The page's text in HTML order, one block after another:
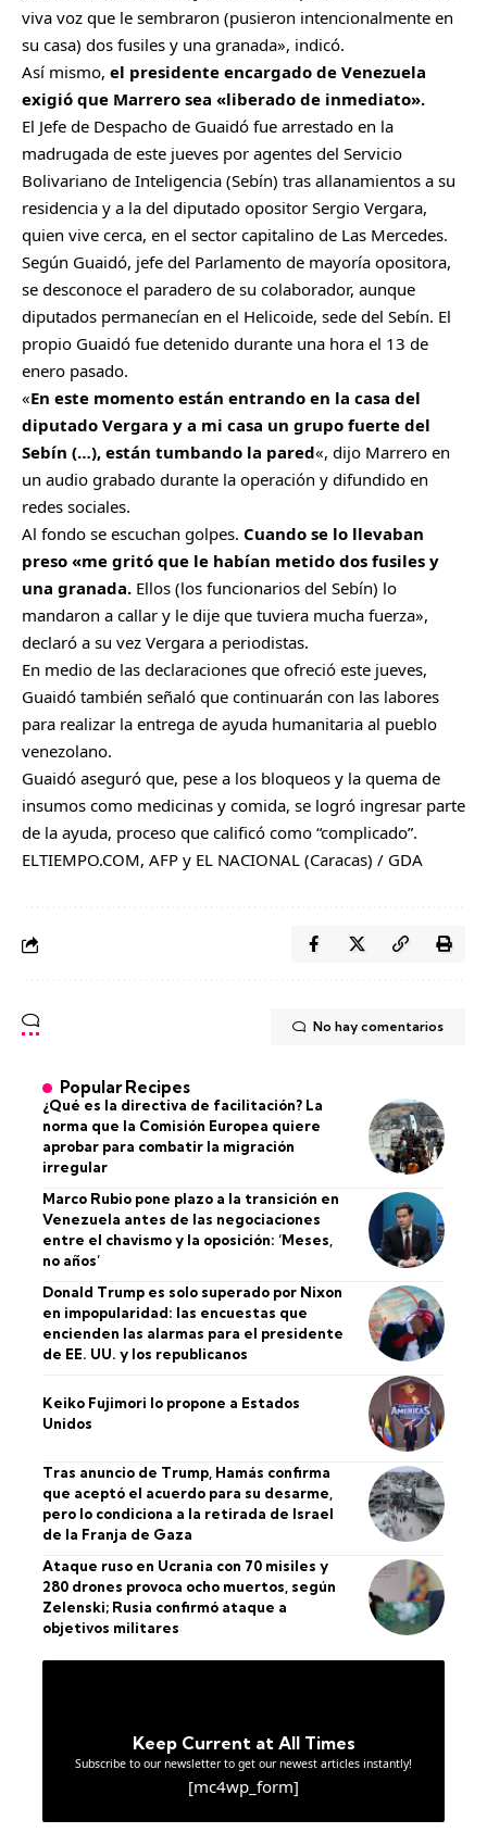
viva voz que le sembraron (pusieron intencionalmente en
su casa) dos fusiles y una granada», indicó.
Así mismo, el presidente encargado de Venezuela
exigió que Marrero sea «liberado de inmediato».
El Jefe de Despacho de Guaidó fue arrestado en la
madrugada de este jueves por agentes del Servicio
Bolivariano de Inteligencia (Sebín) tras allanamientos a su
residencia y a la del diputado opositor Sergio Vergara,
quien vive cerca, en el sector capitalino de Las Mercedes.
Según Guaidó, jefe del Parlamento de mayoría opositora,
se desconoce el paradero de su colaborador, aunque
diputados permanecían en el Helicoide, sede del Sebín. El
propio Guaidó fue detenido durante una hora el 13 de
enero pasado.
«En este momento están entrando en la casa del
diputado Vergara y a mi casa un grupo fuerte del
Sebín (…), están tumbando la pared«, dijo Marrero en
un audio grabado durante la operación y difundido en
redes sociales.
Al fondo se escuchan golpes. Cuando se lo llevaban
preso «me gritó que le habían metido dos fusiles y
una granada. Ellos (los funcionarios del Sebín) lo
mandaron a callar y le dije que tuviera mucha fuerza»,
declaró a su vez Vergara a periodistas.
En medio de las declaraciones que ofreció este jueves,
Guaidó también señaló que continuarán con las labores
para realizar la entrega de ayuda humanitaria al pueblo
venezolano.
Guaidó aseguró que, pese a los bloqueos y la quema de
insumos como medicinas y comida, se logró ingresar parte
de la ayuda, proceso que calificó como “complicado”.
ELTIEMPO.COM, AFP y EL NACIONAL (Caracas) / GDA
No hay comentarios
Popular Recipes
¿Qué es la directiva de facilitación? La
norma que la Comisión Europea quiere
aprobar para combatir la migración
irregular
Marco Rubio pone plazo a la transición en
Venezuela antes de las negociaciones
entre el chavismo y la oposición: ‘Meses,
no años’
Donald Trump es solo superado por Nixon
en impopularidad: las encuestas que
encienden las alarmas para el presidente
de EE. UU. y los republicanos
Keiko Fujimori lo propone a Estados
Unidos
Tras anuncio de Trump, Hamás confirma
que aceptó el acuerdo para su desarme,
pero lo condiciona a la retirada de Israel
de la Franja de Gaza
Ataque ruso en Ucrania con 70 misiles y
280 drones provoca ocho muertos, según
Zelenski; Rusia confirmó ataque a
objetivos militares
Keep Current at All Times
Subscribe to our newsletter to get our newest articles instantly!
[mc4wp_form]